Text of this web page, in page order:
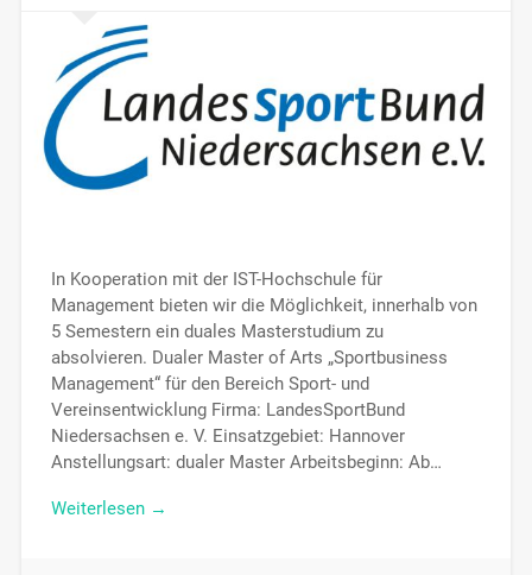
In Kooperation mit der IST-Hochschule für
Management bieten wir die Möglichkeit, innerhalb von
5 Semestern ein duales Masterstudium zu
absolvieren. Dualer Master of Arts „Sportbusiness
Management“ für den Bereich Sport- und
Vereinsentwicklung Firma: LandesSportBund
Niedersachsen e. V. Einsatzgebiet: Hannover
Anstellungsart: dualer Master Arbeitsbeginn: Ab…
Weiterlesen →